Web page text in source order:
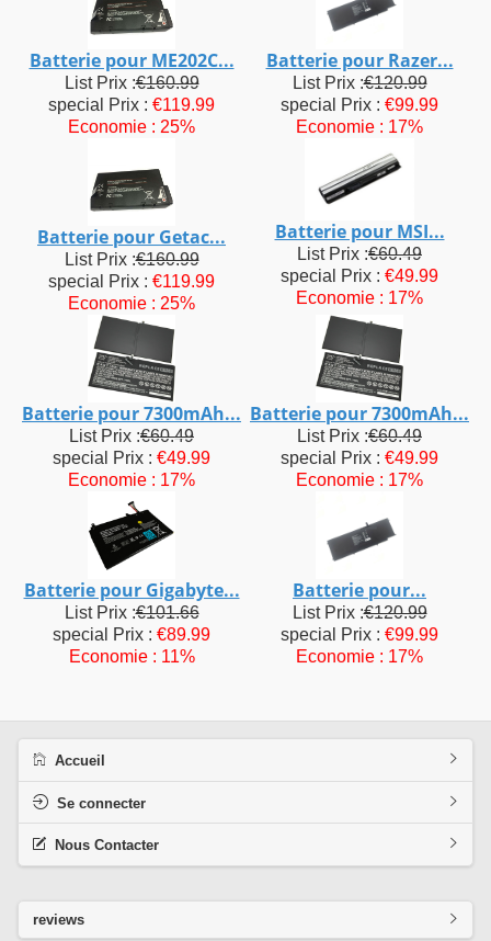
Batterie pour ME202C...
List Prix :€160.99
special Prix : €119.99
Economie : 25%
Batterie pour Razer...
List Prix :€120.99
special Prix : €99.99
Economie : 17%
Batterie pour Getac...
List Prix :€160.99
special Prix : €119.99
Economie : 25%
Batterie pour MSI...
List Prix :€60.49
special Prix : €49.99
Economie : 17%
Batterie pour 7300mAh...
List Prix :€60.49
special Prix : €49.99
Economie : 17%
Batterie pour 7300mAh...
List Prix :€60.49
special Prix : €49.99
Economie : 17%
Batterie pour Gigabyte...
List Prix :€101.66
special Prix : €89.99
Economie : 11%
Batterie pour...
List Prix :€120.99
special Prix : €99.99
Economie : 17%
Accueil
Se connecter
Nous Contacter
reviews